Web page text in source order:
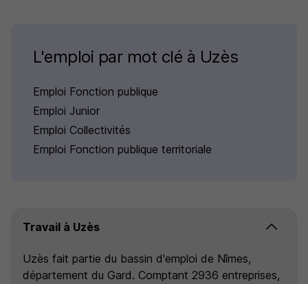
L'emploi par mot clé à Uzès
Emploi Fonction publique
Emploi Junior
Emploi Collectivités
Emploi Fonction publique territoriale
Travail à Uzès
Uzès fait partie du bassin d'emploi de Nîmes,
département du Gard. Comptant 2936 entreprises,